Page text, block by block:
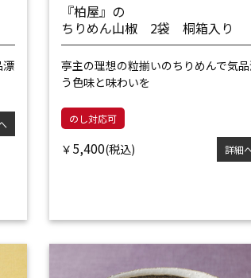
漂
『柏屋』の
ちりめん山椒 2袋 桐箱入り
亭主の理想の粒揃いのちりめんで気
う色味と味わいを
のし対応可
￥ 5,400 詳細